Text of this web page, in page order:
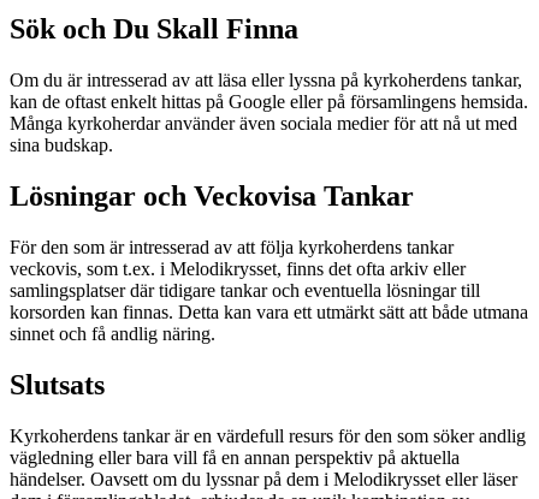
Sök och Du Skall Finna
Om du är intresserad av att läsa eller lyssna på kyrkoherdens tankar,
kan de oftast enkelt hittas på Google eller på församlingens hemsida.
Många kyrkoherdar använder även sociala medier för att nå ut med
sina budskap.
Lösningar och Veckovisa Tankar
För den som är intresserad av att följa kyrkoherdens tankar
veckovis, som t.ex. i Melodikrysset, finns det ofta arkiv eller
samlingsplatser där tidigare tankar och eventuella lösningar till
korsorden kan finnas. Detta kan vara ett utmärkt sätt att både utmana
sinnet och få andlig näring.
Slutsats
Kyrkoherdens tankar är en värdefull resurs för den som söker andlig
vägledning eller bara vill få en annan perspektiv på aktuella
händelser. Oavsett om du lyssnar på dem i Melodikrysset eller läser